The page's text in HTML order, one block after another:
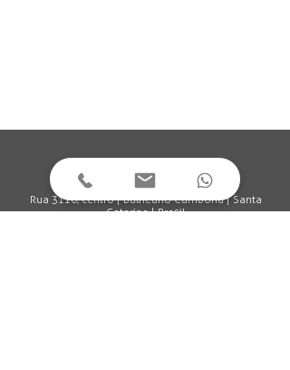
Rua 3110, centro | Balneário Camboriú | Santa
Catarina | Brasil